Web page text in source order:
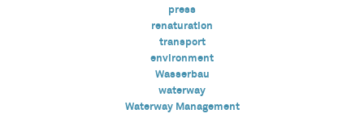
press
renaturation
transport
environment
Wasserbau
waterway
Waterway Management